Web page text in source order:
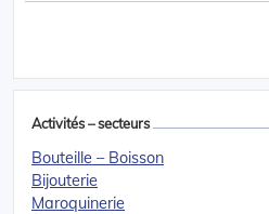
Activités – secteurs
Bouteille – Boisson
Bijouterie
Maroquinerie